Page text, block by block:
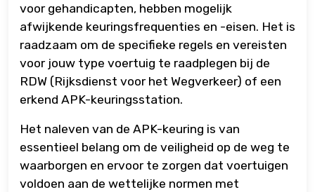
voor gehandicapten, hebben mogelijk
afwijkende keuringsfrequenties en -eisen. Het is
raadzaam om de specifieke regels en vereisten
voor jouw type voertuig te raadplegen bij de
RDW (Rijksdienst voor het Wegverkeer) of een
erkend APK-keuringsstation.
Het naleven van de APK-keuring is van
essentieel belang om de veiligheid op de weg te
waarborgen en ervoor te zorgen dat voertuigen
voldoen aan de wettelijke normen met